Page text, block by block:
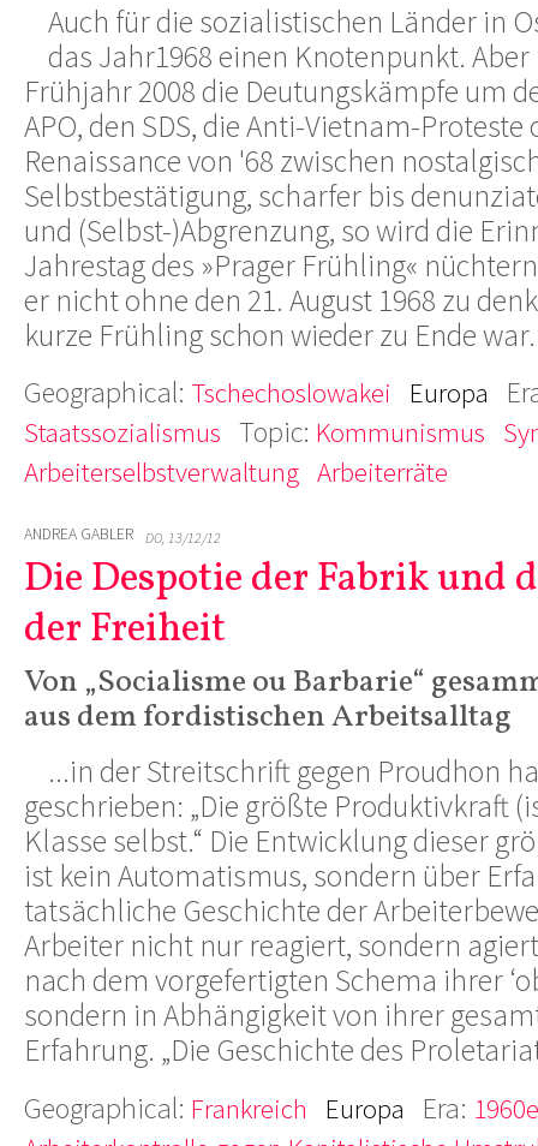
Auch für die sozialistischen Länder in
das Jahr1968 einen Knotenpunkt.
Frühjahr 2008 die Deutungskämpfe um
APO, den SDS, die Anti-Vietnam-Proteste
Renaissance von '68 zwischen
Selbstbestätigung, scharfer bis
und (Selbst-)Abgrenzung, so wird die
Jahrestag des »Prager Frühling«
er nicht ohne den 21. August 1968 zu
kurze Frühling schon wieder zu Ende war.
Geographical: Tschechoslowakei Europa
Staatssozialismus Topic: Kommunismus
Arbeiterselbstverwaltung Arbeiterräte
ANDREA GABLER DO, 13/12/12
Die Despotie der Fabrik und
der Freiheit
Von „Socialisme ou Barbarie“
aus dem fordistischen Arbeitsalltag
...in der Streitschrift gegen Proudhon
geschrieben: „Die größte Produktivkraft
Klasse selbst.“ Die Entwicklung dieser
ist kein Automatismus, sondern über
tatsächliche Geschichte der
Arbeiter nicht nur reagiert, sondern
nach dem vorgefertigten Schema ihrer
sondern in Abhängigkeit von ihrer
Erfahrung. „Die Geschichte des
Geographical: Frankreich Europa Era: